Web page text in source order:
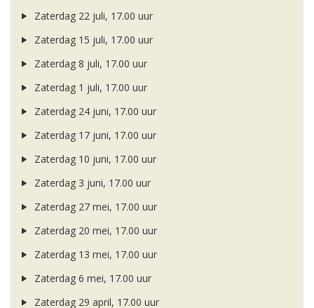
Zaterdag 22 juli, 17.00 uur
Zaterdag 15 juli, 17.00 uur
Zaterdag 8 juli, 17.00 uur
Zaterdag 1 juli, 17.00 uur
Zaterdag 24 juni, 17.00 uur
Zaterdag 17 juni, 17.00 uur
Zaterdag 10 juni, 17.00 uur
Zaterdag 3 juni, 17.00 uur
Zaterdag 27 mei, 17.00 uur
Zaterdag 20 mei, 17.00 uur
Zaterdag 13 mei, 17.00 uur
Zaterdag 6 mei, 17.00 uur
Zaterdag 29 april, 17.00 uur